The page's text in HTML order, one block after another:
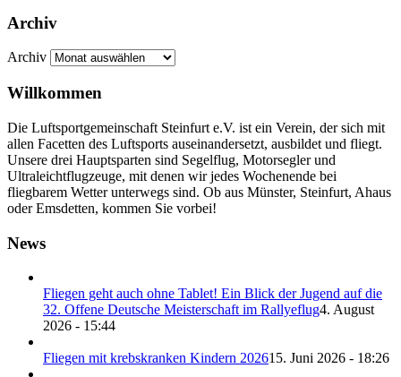
Archiv
Archiv
Willkommen
Die Luftsportgemeinschaft Steinfurt e.V. ist ein Verein, der sich mit
allen Facetten des Luftsports auseinandersetzt, ausbildet und fliegt.
Unsere drei Hauptsparten sind Segelflug, Motorsegler und
Ultraleichtflugzeuge, mit denen wir jedes Wochenende bei
fliegbarem Wetter unterwegs sind. Ob aus Münster, Steinfurt, Ahaus
oder Emsdetten, kommen Sie vorbei!
News
Fliegen geht auch ohne Tablet! Ein Blick der Jugend auf die
32. Offene Deutsche Meisterschaft im Rallyeflug4. August
2026 - 15:44
Fliegen mit krebskranken Kindern 202615. Juni 2026 - 18:26